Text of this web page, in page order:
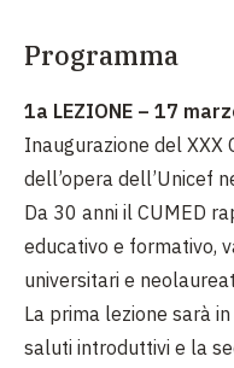
Programma
1a LEZIONE – 17
Inaugurazione del XXX
dell’opera dell’Unicef
Da 30 anni il CUMED
educativo e formativo,
universitari e
La prima lezione sarà
saluti introduttivi e la